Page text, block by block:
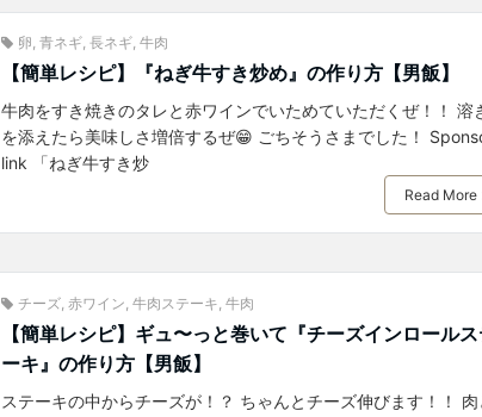
卵, 青ネギ, 長ネギ, 牛肉
【簡単レシピ】『ねぎ牛すき炒め』の作り方【男飯】
牛肉をすき焼きのタレと赤ワインでいためていただくぜ！！ 溶
を添えたら美味しさ増倍するぜ😁 ごちそうさまでした！
link 「ねぎ牛すき炒
Read More
チーズ, 赤ワイン 牛肉ステーキ 牛肉
【簡単レシピ】ギュ〜っと巻いて『チーズインロール
ーキ』の作り方【男飯】
ステーキの中からチーズが！？ ちゃんとチーズ伸びます！！ 肉